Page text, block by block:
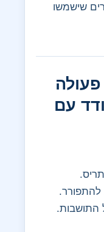
שישמשו
פעולה
עם
להתפורר.
התושבות.